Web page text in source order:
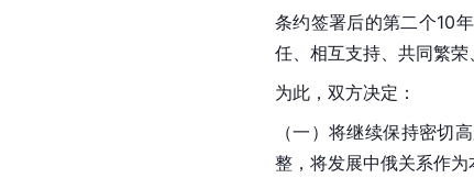
条约签署后的第二个10
任、相互支持、共同繁荣
为此，双方决定：
（一）将继续保持密切
整，将发展中俄关系作为